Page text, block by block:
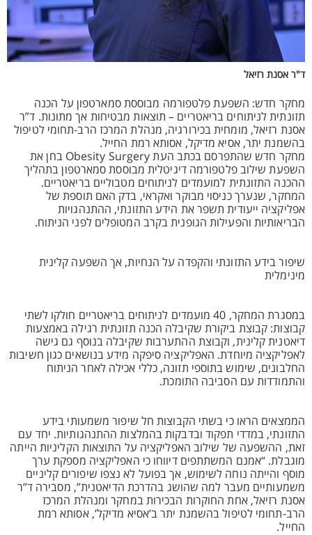
ד"ר אסנת רזיאל
מחקר חדש: השפעת פלטפורמה מבוססת סמארטפון על הכנה
תזונתית לניתוחים בריאטריים – תוצאות מבטיחות אך מתונות. ד”ר
אסנת רזיאל, מומחית בכירורגיה, מנהלת המרכז הרב-תחומי לטיפול
בהשמנת יתר, אסיא מדיקל, אסותא רמת החייל.
מחקר חדש שהתפרסם בכתב העת Obesity Surgery בחן את
השפעת שילוב פלטפורמה דיגיטלית מבוססת סמארטפון בתהליך
ההכנה התזונתית למועמדים לניתוחים מטבוליים בריאטריים.
המחקר, שנערך כניסוי מבוקר ואקראי, בדק האם תוספת של
אפליקציה ייעודית תשפר את הידע התזונתי, ההתנהגויות
הבריאותיות והפעילות הגופנית בקרב המטופלים לפני הניתוח.
שיפור בידע התזונתי והקפדה על הנחיות, אך השפעה קלינית
מינימלית
במסגרת המחקר, 40 מועמדים לניתוחים בריאטריים חולקו לשתי
קבוצות: קבוצת ביקורת שקיבלה הכנה תזונתית רגילה באמצעות
דיאטנית קלינית, וקבוצת ההתערבות שקיבלה בנוסף גם גישה
לאפליקציה מיוחדת. האפליקציה סיפקה מידע בנושאים כגון חשיבות
החלבונים, שימוש בתוספי תזונה, כללי אכילה לאחר הניתוח
והתמודדות עם הסביבה התומכת.
הממצאים הראו כי בשתי הקבוצות חל שיפור משמעותי בידע
התזונתי, במדדי תפקוד ובדבקות בהמלצות ההתנהגותיות. יחד עם
זאת, ההשפעה של שילוב האפליקציה על התוצאות הקליניות הייתה
מוגבלת. “אמנם המשתתפים דיווחו כי האפליקציה מספקת ערך
מוסף והייתה נוחה לשימוש, אך בפועל לא נצפו שיפורים קליניים
משמעותיים מעבר למה שהושג בהדרכת הדיאטנית”, מסבירה ד”ר
אסנת רזיאל, אחת החוקרות הבכירות במחקר ומנהלת המרכז
הרב-תחומי לטיפול בהשמנת יתר ב’אסיא מדיקל’, אסותא רמת
החייל.